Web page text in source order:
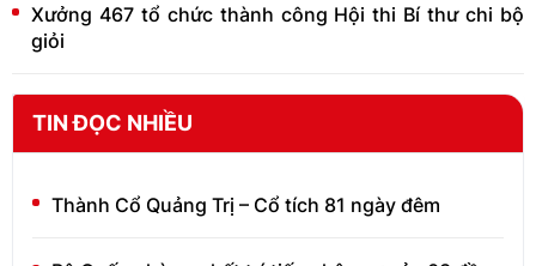
Xưởng 467 tổ chức thành công Hội thi Bí thư chi bộ
giỏi
TIN ĐỌC NHIỀU
Thành Cổ Quảng Trị – Cổ tích 81 ngày đêm